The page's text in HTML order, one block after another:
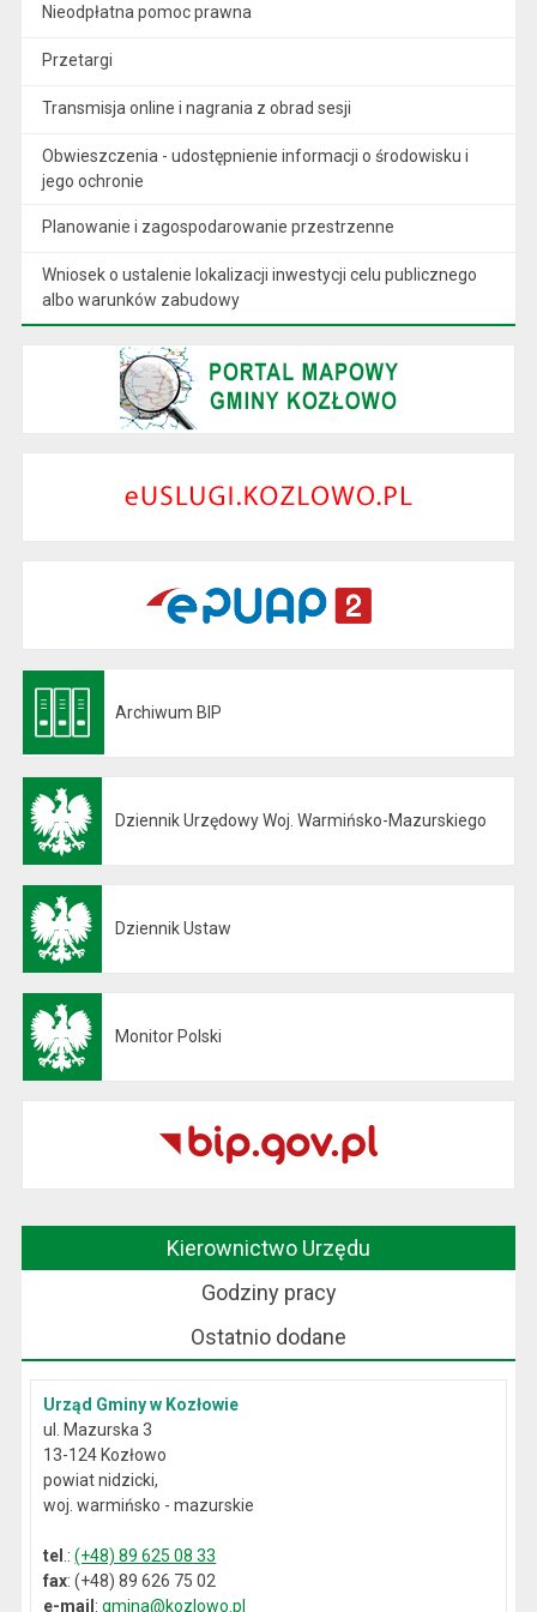
Nieodpłatna pomoc prawna
Przetargi
Transmisja online i nagrania z obrad sesji
Obwieszczenia - udostępnienie informacji o środowisku i
jego ochronie
Planowanie i zagospodarowanie przestrzenne
Wniosek o ustalenie lokalizacji inwestycji celu publicznego
albo warunków zabudowy
Archiwum BIP
Dziennik Urzędowy Woj. Warmińsko-Mazurskiego
Dziennik Ustaw
Monitor Polski
Kierownictwo Urzędu
Godziny pracy
Ostatnio dodane
Urząd Gminy w Kozłowie
ul. Mazurska 3
13-124 Kozłowo
powiat nidzicki,
woj. warmińsko - mazurskie
tel .:(+48) 89 625 08 33
fax: (+48) 89 626 75 02
e-mail:gmina@kozlowo.pl